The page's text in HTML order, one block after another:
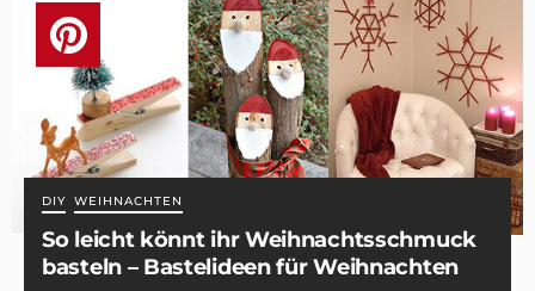
DIY WEIHNACHTEN
So leicht könnt ihr Weihnachtsschmuck
basteln – Bastelideen für Weihnachten